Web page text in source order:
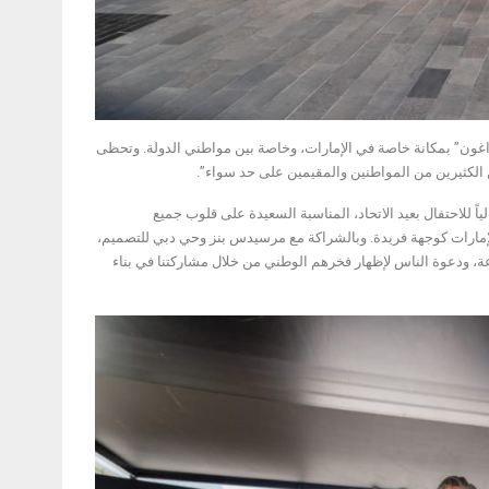
بمكانة خاصة في الإمارات، وخاصة بين مواطني الدولة. وتحظى
الكثيرين من المواطنين والمقيمين على حد سواء”.
للاحتفال بعيد الاتحاد، المناسبة السعيدة على قلوب جميع
كوجهة فريدة. وبالشراكة مع مرسيدس بنز وحي دبي للتصميم،
ودعوة الناس لإظهار فخرهم الوطني من خلال مشاركتنا في بناء